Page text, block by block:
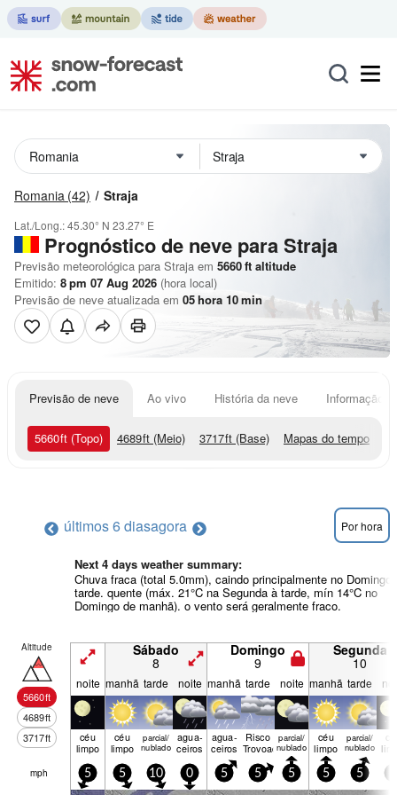
Romania (42) Straja
Lat./Long.:45.30° N 23.27° E
Prognóstico de neve para Straja
Previsão meteorológica para Straja em 5660ft altitude
Emitido: 8 pm 07 Aug 2026 (hora local)
Previsão de neve atualizada em 05hora 10min
Previsão de neve Ao vivo História da neve Informação
5660ft (Topo) 4689ft (Meio) 3717ft (Base) Mapas do tempo
últimos 6 diasagora Por hora
Next 4 days weather summary:
Chuva fraca (total 5.0mm), caindo principalmente no Domingo
tarde. quente (máx. 21°C na Segunda à tarde, mín 14°C no
Domingo de manhã). o vento será geralmente fraco.
Altitude
5660ft
4689ft
3717ft
Sábado
8
Domingo
9
Segunda
10
noite manhã tarde noite manhã tarde noite manhã tarde
céu
limpo
céu
limpo
parcial/
nublado
agua­
ceiros
agua­
ceiros
Risco
Trovoada
parcial/
nublado
céu
limpo
parcial/
nublado
mph 5 5 10 0 5 5 5 5 5